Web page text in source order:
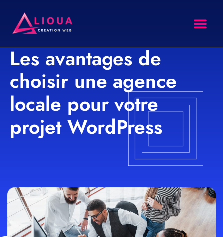
Les avantages de
choisir une agence
locale pour votre
projet WordPress